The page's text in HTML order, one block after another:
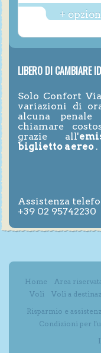
+
LIBERO DI CAMBIARE
Solo Confort
variazioni di
alcuna
chiamare
grazie all'
biglietto aereo .
Assistenza
+39 02 95742230
Home Area
Voli
Voli a
Risparmio e
Condizioni per